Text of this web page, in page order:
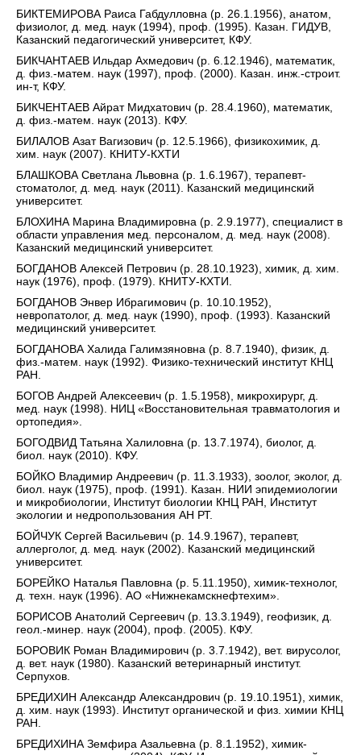
БИКТЕМИРОВА Раиса Габдулловна (р. 26.1.1956), анатом,
физиолог, д. мед. наук (1994), проф. (1995). Казан. ГИДУВ,
Казанский педагогический университет, КФУ.
БИКЧАНТАЕВ Ильдар Ахмедович (р. 6.12.1946), математик,
д. физ.-матем. наук (1997), проф. (2000). Казан. инж.-строит.
ин-т, КФУ.
БИКЧЕНТАЕВ Айрат Мидхатович (р. 28.4.1960), математик,
д. физ.-матем. наук (2013). КФУ.
БИЛАЛОВ Азат Вагизович (р. 12.5.1966), физикохимик, д.
хим. наук (2007). КНИТУ-КХТИ
БЛАШКОВА Светлана Львовна (р. 1.6.1967), терапевт-
стоматолог, д. мед. наук (2011). Казанский медицинский
университет.
БЛОХИНА Марина Владимировна (р. 2.9.1977), специалист в
области управления мед. персоналом, д. мед. наук (2008).
Казанский медицинский университет.
БОГДАНОВ Алексей Петрович (р. 28.10.1923), химик, д. хим.
наук (1976), проф. (1979). КНИТУ-КХТИ.
БОГДАНОВ Энвер Ибрагимович (р. 10.10.1952),
невропатолог, д. мед. наук (1990), проф. (1993). Казанский
медицинский университет.
БОГДАНОВА Халида Галимзяновна (р. 8.7.1940), физик, д.
физ.-матем. наук (1992). Физико-технический институт КНЦ
РАН.
БОГОВ Андрей Алексеевич (р. 1.5.1958), микрохирург, д.
мед. наук (1998). НИЦ «Восстановительная травматология и
ортопедия».
БОГОДВИД Татьяна Халиловна (р. 13.7.1974), биолог, д.
биол. наук (2010). КФУ.
БОЙКО Владимир Андреевич (р. 11.3.1933), зоолог, эколог, д.
биол. наук (1975), проф. (1991). Казан. НИИ эпидемиологии
и микробиологии, Институт биологии КНЦ РАН, Институт
экологии и недропользования АН РТ.
БОЙЧУК Сергей Васильевич (р. 14.9.1967), терапевт,
аллерголог, д. мед. наук (2002). Казанский медицинский
университет.
БОРЕЙКО Наталья Павловна (р. 5.11.1950), химик-технолог,
д. техн. наук (1996). АО «Нижнекамскнефтехим».
БОРИСОВ Анатолий Сергеевич (р. 13.3.1949), геофизик, д.
геол.-минер. наук (2004), проф. (2005). КФУ.
БОРОВИК Роман Владимирович (р. 3.7.1942), вет. вирусолог,
д. вет. наук (1980). Казанский ветеринарный институт.
Серпухов.
БРЕДИХИН Александр Александрович (р. 19.10.1951), химик,
д. хим. наук (1993). Институт органической и физ. химии КНЦ
РАН.
БРЕДИХИНА Земфира Азальевна (р. 8.1.1952), химик-